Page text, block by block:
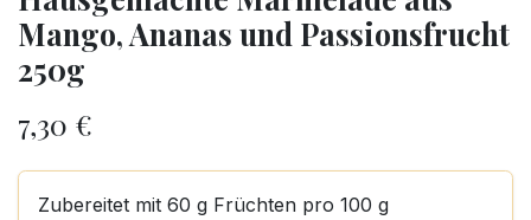
Mango, Ananas und Passionsfrucht
250g
7,30 €
Zubereitet mit 60 g Früchten pro 100 g